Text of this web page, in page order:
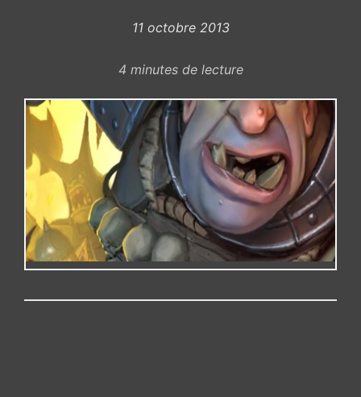
11 octobre 2013
4 minutes de lecture